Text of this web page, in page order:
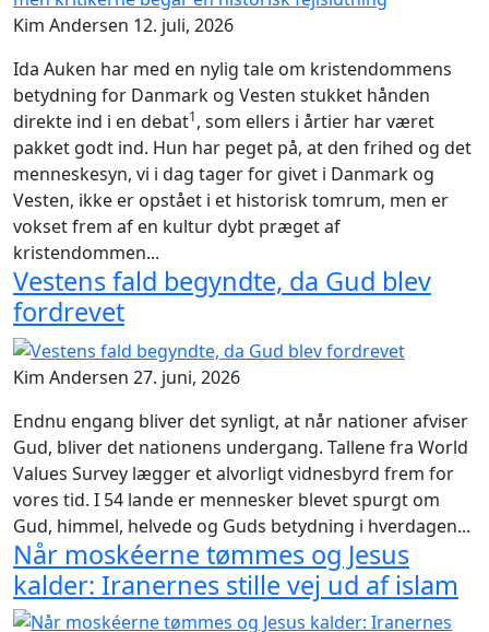
Kim Andersen 12. juli, 2026
Ida Auken har med en nylig tale om kristendommens
betydning for Danmark og Vesten stukket hånden
direkte ind i en debat1, som ellers i årtier har været
pakket godt ind. Hun har peget på, at den frihed og det
menneskesyn, vi i dag tager for givet i Danmark og
Vesten, ikke er opstået i et historisk tomrum, men er
vokset frem af en kultur dybt præget af
kristendommen...
Vestens fald begyndte, da Gud blev
fordrevet
Kim Andersen 27. juni, 2026
Endnu engang bliver det synligt, at når nationer afviser
Gud, bliver det nationens undergang. Tallene fra World
Values Survey lægger et alvorligt vidnesbyrd frem for
vores tid. I 54 lande er mennesker blevet spurgt om
Gud, himmel, helvede og Guds betydning i hverdagen...
Når moskéerne tømmes og Jesus
kalder: Iranernes stille vej ud af islam